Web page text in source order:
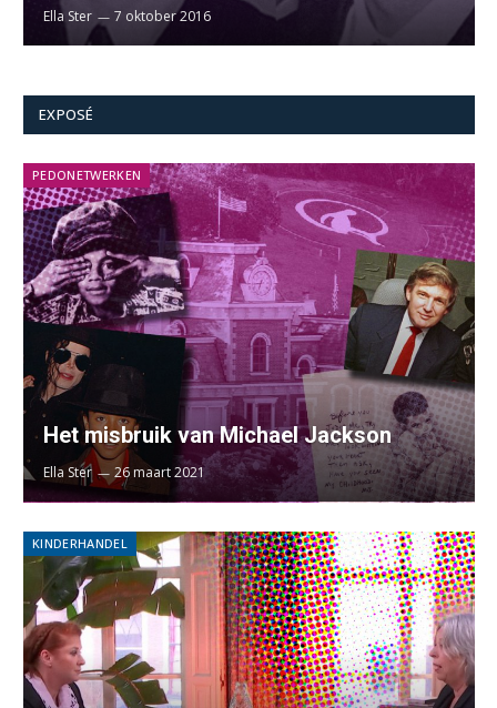
Ella Ster 7 oktober 2016
EXPOSÉ
PEDONETWERKEN
Het misbruik van Michael Jackson
Ella Ster 26 maart 2021
KINDERHANDEL